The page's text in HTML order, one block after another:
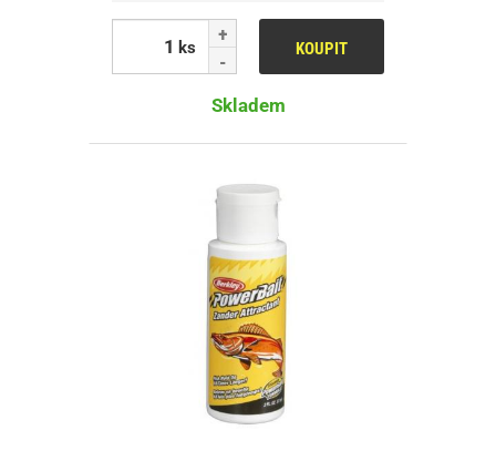
ks KOUPIT
Skladem